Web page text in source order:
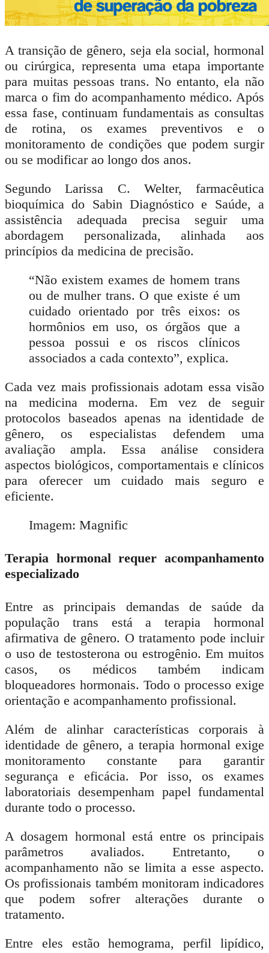
A transição de gênero, seja ela social, hormonal
ou cirúrgica, representa uma etapa importante
para muitas pessoas trans. No entanto, ela não
marca o fim do acompanhamento médico. Após
essa fase, continuam fundamentais as consultas
de rotina, os exames preventivos e o
monitoramento de condições que podem surgir
ou se modificar ao longo dos anos.
Segundo Larissa C. Welter, farmacêutica
bioquímica do Sabin Diagnóstico e Saúde, a
assistência adequada precisa seguir uma
abordagem personalizada, alinhada aos
princípios da medicina de precisão.
“Não existem exames de homem trans
ou de mulher trans. O que existe é um
cuidado orientado por três eixos: os
hormônios em uso, os órgãos que a
pessoa possui e os riscos clínicos
associados a cada contexto”, explica.
Cada vez mais profissionais adotam essa visão
na medicina moderna. Em vez de seguir
protocolos baseados apenas na identidade de
gênero, os especialistas defendem uma
avaliação ampla. Essa análise considera
aspectos biológicos, comportamentais e clínicos
para oferecer um cuidado mais seguro e
eficiente.
Imagem: Magnific
Terapia hormonal requer acompanhamento
especializado
Entre as principais demandas de saúde da
população trans está a terapia hormonal
afirmativa de gênero. O tratamento pode incluir
o uso de testosterona ou estrogênio. Em muitos
casos, os médicos também indicam
bloqueadores hormonais. Todo o processo exige
orientação e acompanhamento profissional.
Além de alinhar características corporais à
identidade de gênero, a terapia hormonal exige
monitoramento constante para garantir
segurança e eficácia. Por isso, os exames
laboratoriais desempenham papel fundamental
durante todo o processo.
A dosagem hormonal está entre os principais
parâmetros avaliados. Entretanto, o
acompanhamento não se limita a esse aspecto.
Os profissionais também monitoram indicadores
que podem sofrer alterações durante o
tratamento.
Entre eles estão hemograma, perfil lipídico,